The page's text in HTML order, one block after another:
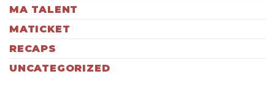
MA TALENT
MATICKET
RECAPS
UNCATEGORIZED